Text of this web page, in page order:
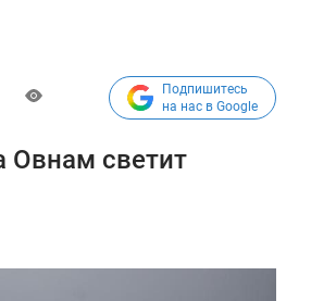
Подпишитесь
на нас в Google
Овнам светит